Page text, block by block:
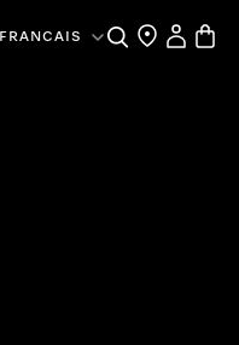
FRANCAIS Recherche
MesPanier